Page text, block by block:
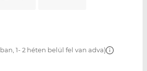
1- 2 héten belül fel van adva)